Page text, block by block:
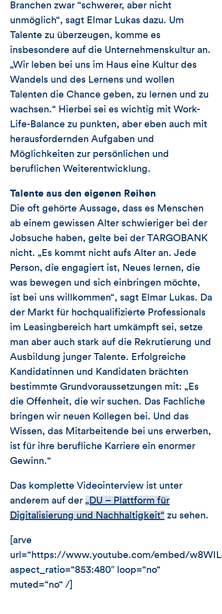
Branchen zwar “schwerer, aber nicht
unmöglich“, sagt Elmar Lukas dazu. Um
Talente zu überzeugen, komme es
insbesondere auf die Unternehmenskultur an.
„Wir leben bei uns im Haus eine Kultur des
Wandels und des Lernens und wollen
Talenten die Chance geben, zu lernen und zu
wachsen.“ Hierbei sei es wichtig mit Work-
Life-Balance zu punkten, aber eben auch mit
herausfordernden Aufgaben und
Möglichkeiten zur persönlichen und
beruflichen Weiterentwicklung.
Talente aus den eigenen Reihen
Die oft gehörte Aussage, dass es Menschen
ab einem gewissen Alter schwieriger bei der
Jobsuche haben, gelte bei der TARGOBANK
nicht. „Es kommt nicht aufs Alter an. Jede
Person, die engagiert ist, Neues lernen, die
was bewegen und sich einbringen möchte,
ist bei uns willkommen“, sagt Elmar Lukas. Da
der Markt für hochqualifizierte Professionals
im Leasingbereich hart umkämpft sei, setze
man aber auch stark auf die Rekrutierung und
Ausbildung junger Talente. Erfolgreiche
Kandidatinnen und Kandidaten brächten
bestimmte Grundvoraussetzungen mit: „Es
die Offenheit, die wir suchen. Das Fachliche
bringen wir neuen Kollegen bei. Und das
Wissen, das Mitarbeitende bei uns erwerben,
ist für ihre berufliche Karriere ein enormer
Gewinn.“
Das komplette Videointerview ist unter
anderem auf der „DU – Plattform für
Digitalisierung und Nachhaltigkeit“ zu sehen.
[arve
url=“https://www.youtube.com/embed/
aspect_ratio=“853:480″ loop=“no“
muted=“no“ /]